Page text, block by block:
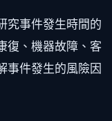
究事件發生時間的
復、機器故障、客
事件發生的風險因